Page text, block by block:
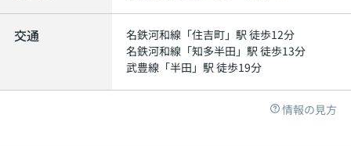
交通 名鉄河和線 「住吉町」駅 徒歩12分
名鉄河和線 「知多半田 」駅 徒歩13分
武豊線 「半田 」駅 徒歩19分
情報の見方